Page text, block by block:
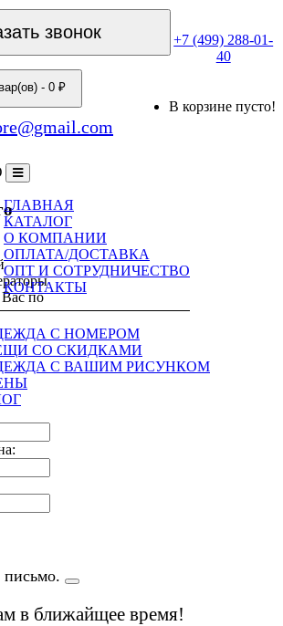
звонок
+7 (499) 288-01-
40
- 0 ₽
В корзине пусто!
ГЛАВНАЯ
КАТАЛОГ
О КОМПАНИИ
ОПЛАТА/ДОСТАВКА
ОПТ И СОТРУДНИЧЕСТВО
КОНТАКТЫ
С НОМЕРОМ
СО СКИДКАМИ
С ВАШИМ РИСУНКОМ
по
письмо.
в ближайщее время!